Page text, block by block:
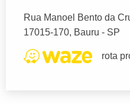
Rua Manoel Bento da
17015-170, Bauru - SP
rota